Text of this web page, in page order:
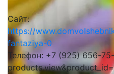
Сайт:
https://
fantaziya-0
Телефон: +7 (925) 656-